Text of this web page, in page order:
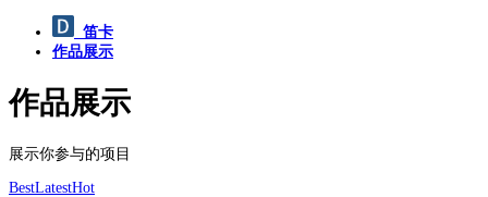
笛卡
作品展示
作品展示
展示你参与的项目
BestLatestHot